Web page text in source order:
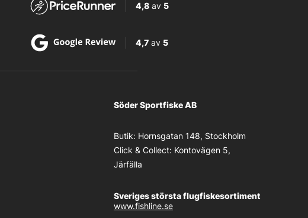
4,8av 5
4,7av 5
Söder Sportfiske AB
Butik: Hornsgatan 148, Stockholm
Click & Collect: Kontovägen 5,
Järfälla
Sveriges största flugfiskesortiment
www.fishline.se